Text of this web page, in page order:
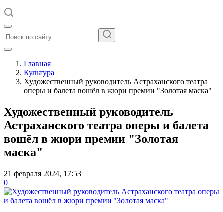
Главная
Культура
Художественный руководитель Астраханского театра
оперы и балета вошёл в жюри премии "Золотая маска"
Художественный руководитель
Астраханского театра оперы и балета
вошёл в жюри премии "Золотая
маска"
21 февраля 2024, 17:53
0